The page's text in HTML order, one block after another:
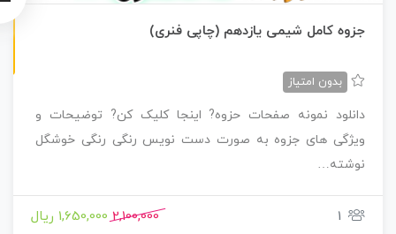
جزوه کامل شیمی یازدهم (چاپی فنری) چاپی رنگی
بدون امتیاز
دانلود نمونه صفحات حزوه? اینجا کلیک کن? توضیحات و
ویژگی های جزوه به صورت دست نویس رنگی رنگی خوشگل
نوشته…
1
2,100,000 1,650,000 ریال